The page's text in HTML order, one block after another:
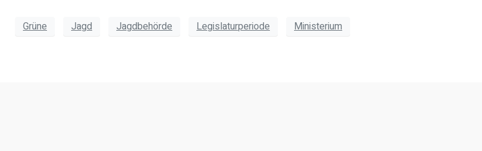
Grüne Jagd Jagdbehörde Legislaturperiode Ministerium